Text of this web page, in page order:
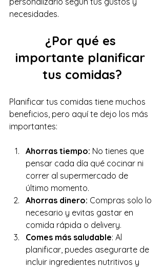
necesidades.
¿Por qué es
importante planificar
tus comidas?
Planificar tus comidas tiene muchos
beneficios, pero aquí te dejo los más
importantes:
Ahorras tiempo: No tienes que
pensar cada día qué cocinar ni
correr al supermercado de
último momento.
Ahorras dinero: Compras solo lo
necesario y evitas gastar en
comida rápida o delivery.
Comes más saludable: Al
planificar, puedes asegurarte de
incluir ingredientes nutritivos y